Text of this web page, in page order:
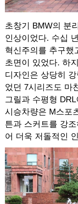
초창기 BMW의 분
인상이었다. 수십
혁신주의를 추구했
초면이 있었다. 하
디자인은 상당히
었던 7시리즈도 마
그릴과 수평형
시승차량은 M스포
튼과 스커트를 강
어 더욱 저돌적인